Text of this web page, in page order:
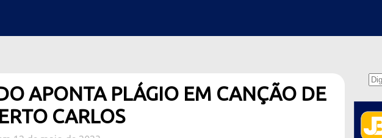
APONTA PLÁGIO EM CANÇÃO DE
CARLOS